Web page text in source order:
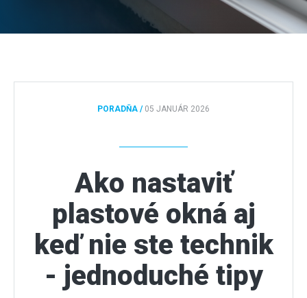
PORADŇA / 05 JANUÁR 2026
Ako nastaviť
plastové okná aj
keď nie ste technik
- jednoduché tipy